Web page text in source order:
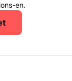
en.